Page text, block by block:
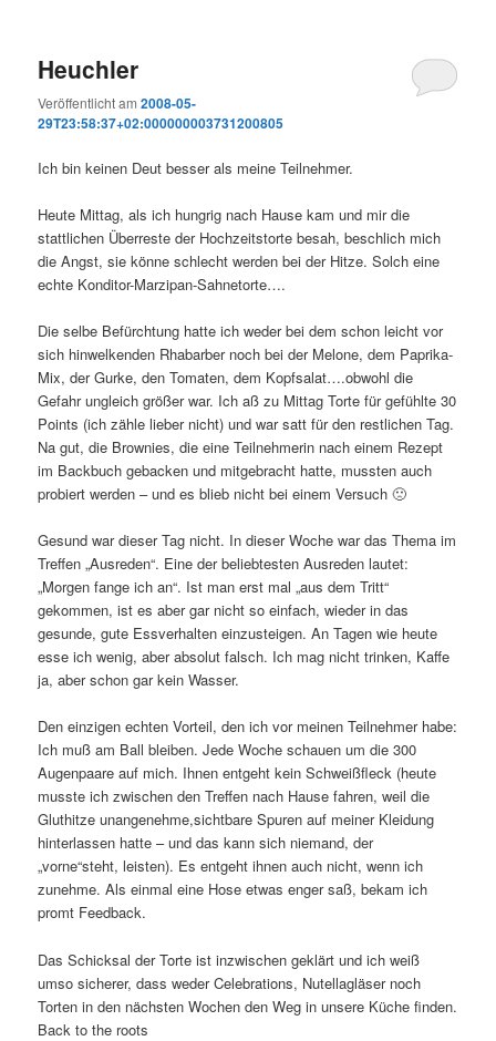
Heuchler
Veröffentlicht am2008-05-
29T23:58:37+02:000000003731200805
Ich bin keinen Deut besser als meine Teilnehmer.
Heute Mittag, als ich hungrig nach Hause kam und mir die
stattlichen Überreste der Hochzeitstorte besah, beschlich mich
die Angst, sie könne schlecht werden bei der Hitze. Solch eine
echte Konditor-Marzipan-Sahnetorte….
Die selbe Befürchtung hatte ich weder bei dem schon leicht vor
sich hinwelkenden Rhabarber noch bei der Melone, dem Paprika-
Mix, der Gurke, den Tomaten, dem Kopfsalat….obwohl die
Gefahr ungleich größer war. Ich aß zu Mittag Torte für gefühlte 30
Points (ich zähle lieber nicht) und war satt für den restlichen Tag.
Na gut, die Brownies, die eine Teilnehmerin nach einem Rezept
im Backbuch gebacken und mitgebracht hatte, mussten auch
probiert werden – und es blieb nicht bei einem Versuch 🙁
Gesund war dieser Tag nicht. In dieser Woche war das Thema im
Treffen „Ausreden“. Eine der beliebtesten Ausreden lautet:
„Morgen fange ich an“. Ist man erst mal „aus dem Tritt“
gekommen, ist es aber gar nicht so einfach, wieder in das
gesunde, gute Essverhalten einzusteigen. An Tagen wie heute
esse ich wenig, aber absolut falsch. Ich mag nicht trinken, Kaffe
ja, aber schon gar kein Wasser.
Den einzigen echten Vorteil, den ich vor meinen Teilnehmer habe:
Ich muß am Ball bleiben. Jede Woche schauen um die 300
Augenpaare auf mich. Ihnen entgeht kein Schweißfleck (heute
musste ich zwischen den Treffen nach Hause fahren, weil die
Gluthitze unangenehme,sichtbare Spuren auf meiner Kleidung
hinterlassen hatte – und das kann sich niemand, der
„vorne“steht, leisten). Es entgeht ihnen auch nicht, wenn ich
zunehme. Als einmal eine Hose etwas enger saß, bekam ich
promt Feedback.
Das Schicksal der Torte ist inzwischen geklärt und ich weiß
umso sicherer, dass weder Celebrations, Nutellagläser noch
Torten in den nächsten Wochen den Weg in unsere Küche finden.
Back to the roots